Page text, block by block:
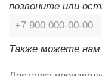
позвоните или
Также можете нам